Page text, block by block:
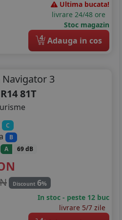
Ultima bucata!
livrare 24/48 ore
Stoc magazin
4 Adauga in cos
Navigator 3
81T
C
B
A 69 dB
Discount 6%
In stoc - peste 12 buc
livrare 5/7 zile